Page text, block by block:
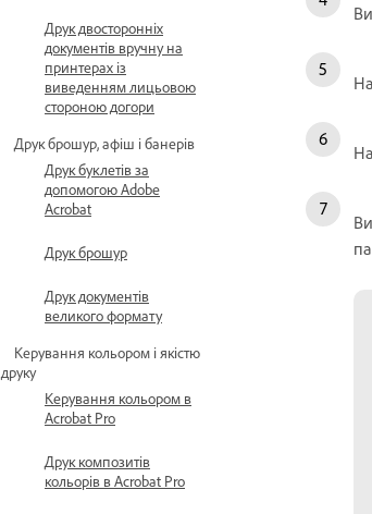
Друк двосторонніх
документів вручну на
принтерах із
виведенням лицьовою
стороною догори
Друк брошур, афіш і банерів
Друк буклетів за
допомогою Adobe
Acrobat
Друк брошур
Друк документів
великого формату
Керування кольором і якістю
друку
Керування кольором в
Acrobat Pro
Друк композитів
кольорів в Acrobat Pro